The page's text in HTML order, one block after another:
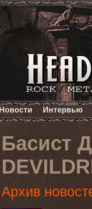
Новости Интервью
Басист
Архив